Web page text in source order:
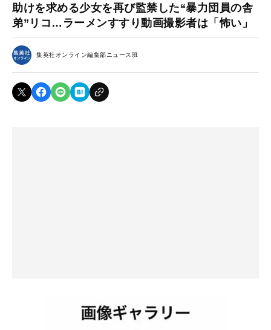
助けを求める少女を再び監禁した“暴力団員の舎
弟”リコ…ラーメンすすり動画撮影者は「怖い」
集英社オンライン編集部ニュース班